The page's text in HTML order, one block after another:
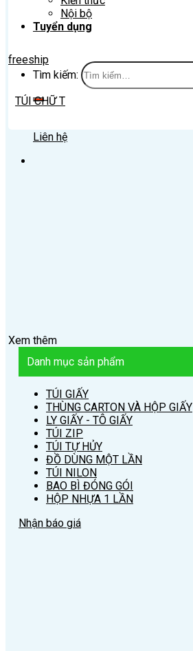
Nội bộ
Tuyển dụng
Tìm kiếm:
Liên hệ
freeship
TÚI CHỮ T
Xem thêm
Danh mục sản phẩm
TÚI GIẤY
THÙNG CARTON VÀ HỘP GIẤY
LY GIẤY - TÔ GIẤY
TÚI ZIP
TÚI TỰ HỦY
ĐỒ DÙNG MỘT LẦN
TÚI NILON
BAO BÌ ĐÓNG GÓI
HỘP NHỰA 1 LẦN
Nhận báo giá